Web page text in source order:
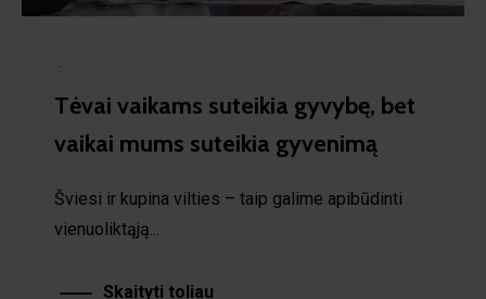
·
Tėvai vaikams suteikia gyvybę, bet
vaikai mums suteikia gyvenimą
Šviesi ir kupina vilties – taip galime apibūdinti
vienuoliktąją...
Skaityti toliau